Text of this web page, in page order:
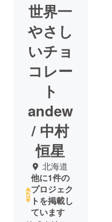
世界一
やさし
いチョ
コレー
ト
andew
/ 中村
恒星
北海道
他に1件の
プロジェク
トを掲載し
ています